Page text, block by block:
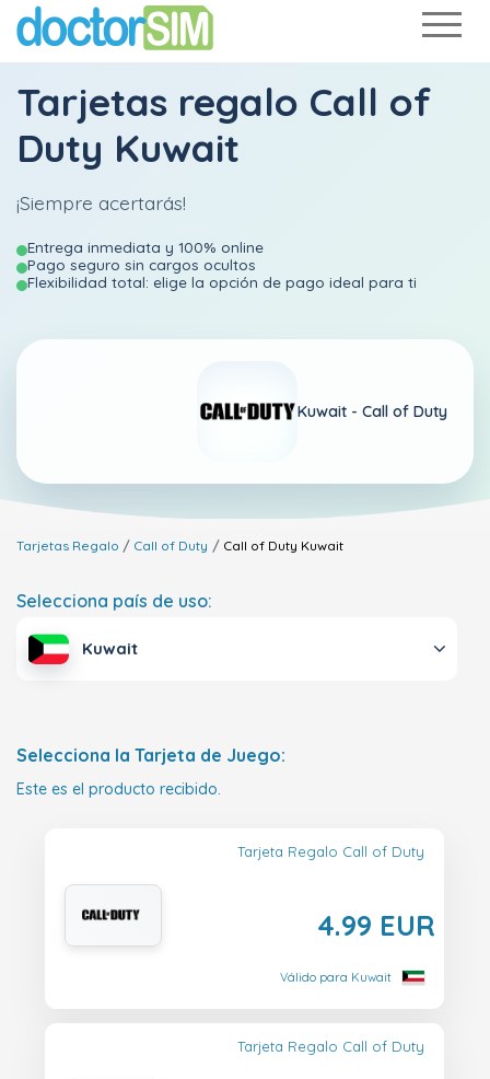
Tarjetas regalo Call of
Duty Kuwait
¡Siempre acertarás!
Entrega inmediata y 100% online
Pago seguro sin cargos ocultos
Flexibilidad total: elige la opción de pago ideal para ti
Kuwait - Call of Duty
Tarjetas Regalo Call of Duty Call of Duty Kuwait
Selecciona país de uso:
Kuwait
Selecciona la Tarjeta de Juego:
Este es el producto recibido.
Tarjeta Regalo Call of Duty
4.99 EUR
Válido para Kuwait
Tarjeta Regalo Call of Duty